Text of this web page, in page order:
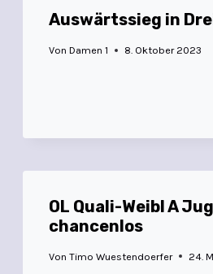
Auswärtssieg in
Von Damen 1 8. Oktober 2023
OL Quali-Weibl A
chancenlos
Von Timo Wuestendoerfer 24.